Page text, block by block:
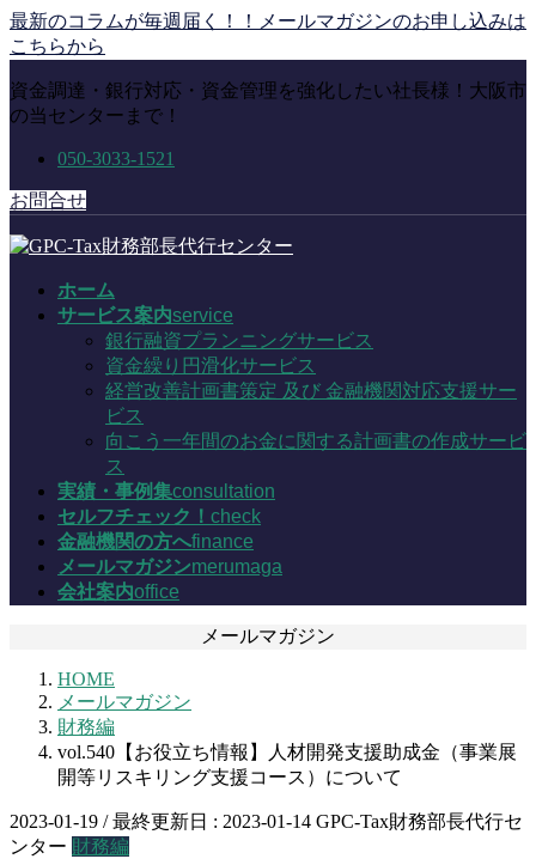
コ
ン
ン
ツ
動
ナ
ビ
ー
シ
に
移
動
最新のコラムが毎週届く！！メールマガジンのお申し込みは
こちらから
資金調達・銀行対応・資金管理を強化したい社長様！大阪市
の当センターまで！
050-3033-1521
お問合せ
ホーム
サービス案内service
銀行融資プランニングサービス
資金繰り円滑化サービス
経営改善計画書策定 及び 金融機関対応支援サー
ビス
向こう一年間のお金に関する計画書の作成サービ
ス
実績・事例集consultation
セルフチェック！ check
金融機関の方へfinance
メールマガジンmerumaga
会社案内office
メールマガジン
HOME
メールマガジン
財務編
vol.540【お役立ち情報】人材開発支援助成金（事業展
開等リスキリング支援コース）について
2023-01-19 / 最終更新日 : 2023-01-14 GPC-Tax財務部長代行セ
ンター 財務編